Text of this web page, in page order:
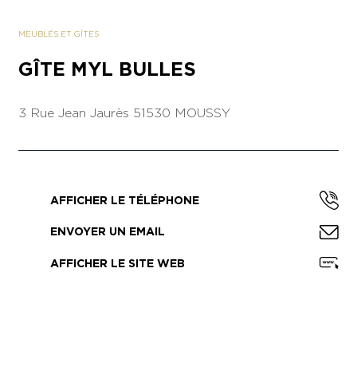
MEUBLÉS ET GÎTES
GÎTE MYL BULLES
3 Rue Jean Jaurès 51530 MOUSSY
AFFICHER LE TÉLÉPHONE
ENVOYER UN EMAIL
AFFICHER LE SITE WEB